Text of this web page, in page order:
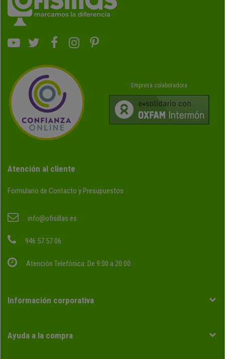
Empresa colaboradora
Atención al cliente
Formulario de Contacto y Presupuestos
info@ofisillas.es
946 57 57 06
Atención Telefónica: De 9:00 a 20:00
Información corporativa
Ayuda a la compra